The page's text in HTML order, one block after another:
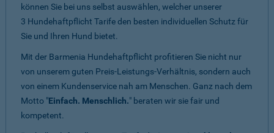
können Sie bei uns selbst auswählen, welcher unserer
3 Hundehaftpflicht Tarife den besten individuellen Schutz für
Sie und Ihren Hund bietet.
Mit der Barmenia Hundehaftpflicht profitieren Sie nicht nur
von unserem guten Preis-Leistungs-Verhältnis, sondern auch
von einem Kundenservice nah am Menschen. Ganz nach dem
Motto "Einfach. Menschlich." beraten wir sie fair und
kompetent.